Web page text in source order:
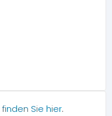
finden Sie hier.